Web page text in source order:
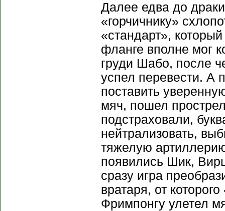
Далее едва до
«горчичнику»
«стандарт»,
фланге вполне мог
груди Шабо, после
успел перевести. А
поставить
мяч, пошел
подстраховали,
нейтрализовать,
тяжелую
появились Шик,
сразу игра
вратаря, от
Фримпонгу улетел